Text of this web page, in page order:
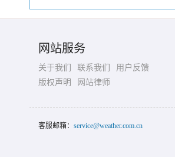
网站服务
关于我们 联系我们
用户反馈
版权声明
网站律师
客服邮箱： service@weather.com.cn